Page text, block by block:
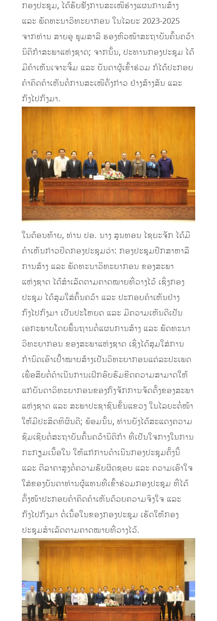
ກອງປະຊຸມ, ໄດ້ຮັບຟັງການສະເໜີຮ່າງແຜນການສ້າງ
ແລະ ພັດທະນາວິທະຍາກອນ ໃນໄລຍະ 2023-2025
ຈາກທ່ານ ສາຍອູ ພູມສາລີ ຮອງຫົວໜ້າສະຖາບັນຄົ້ນຄວ້າ
ນິຕິກຳສະພາແຫ່ງຊາດ; ຈາກນັ້ນ, ປະທານກອງປະຊຸມ ໄດ້
ມີຄຳເຫັນເຈາະຈີ້ມ ແລະ ບັນດາຜູ້ເຂົ້າຮ່ວມ ກໍໄດ້ປະກອບ
ຄຳຄິດຄຳເຫັນຕໍ່ການສະເໜີດັ່ງກ່າວ ຢ່າງສ້າງສັນ ແລະ
ກົງໄປກົງມາ.
ໃນຕ້ອນທ້າຍ, ທ່ານ ປອ. ນາງ ສູນທອນ ໄຊຍະຈັກ ໄດ້ມີ
ຄຳເຫັນກ່າວປິດກອງປະຊຸມວ່າ: ກອງປະຊຸມປຶກສາຫາລື
ການສ້າງ ແລະ ພັດທະນາວິທະຍາກອນ ຂອງສະພາ
ແຫ່ງຊາດ ໄດ້ສຳເລັດຕາມຄາດໝາຍທີ່ວາງໄວ້ ເຊິ່ງກອງ
ປະຊຸມ ໄດ້ສຸມໃສ່ຄົ້ນຄວ້າ ແລະ ປະກອບຄຳເຫັນຢ່າງ
ກົງໄປກົງມາ ເປັນປະໂຫຍດ ແລະ ມີຄວາມເຫັນດີເປັນ
ເອກະພາບໂດຍພື້ນຖານຕໍ່ແຜນການສ້າງ ແລະ ພັດທະນາ
ວິທະຍາກອນ ຂອງສະພາແຫ່ງຊາດ ເຊິ່ງໄດ້ສຸມໃສ່ການ
ກຳນົດເອົາເປົ້າໝາຍສ້າງເປັນວິທະຍາກອນແຕ່ລະປະເພດ
ເພື່ອສືບຕໍ່ດໍາເນີນການເຝິກອົບຮົມຂີດຄວາມສາມາດໃຫ້
ແກ່ບັນດາວິທະຍາກອນຂອງກົງຈັກການຈັດຕັ້ງຂອງສະພາ
ແຫ່ງຊາດ ແລະ ສະພາປະຊາຊົນຂັ້ນແຂວງ ໃນໄລຍະຕໍ່ໜ້າ
ໃຫ້ມີປະສິດທິຜົນດີ; ພ້ອມນັ້ນ, ທ່ານຍັງໄດ້ສະແດງຄວາມ
ຊົມເຊີຍຕໍ່ສະຖາບັນຄົ້ນຄວ້ານິຕິກຳ ທີ່ເປັນໃຈກາງໃນການ
ກະກຽມເນື້ອໃນ ໃຫ້ແກ່ການດຳເນີນກອງປະຊຸມຄັ້ງນີ້
ແລະ ຕີລາຄາສູງຕໍ່ຄວາມຮັບຜິດຊອບ ແລະ ຄວາມເອົາໃຈ
ໃສ່ຂອງບັນດາທ່ານຜູ້ແທນທີ່ເຂົ້າຮ່ວມກອງປະຊຸມ ທີ່ໄດ້
ຕັ້ງໜ້າປະກອບຄຳຄິດຄຳເຫັນດ້ວຍຄວາມຈິງໃຈ ແລະ
ກົງໄປກົງມາ ຕໍ່ເນື້ອໃນຂອງກອງປະຊຸມ ເຮັດໃຫ້ກອງ
ປະຊຸມສຳເລັດຕາມຄາດໝາຍທີ່ວາງໄວ້.